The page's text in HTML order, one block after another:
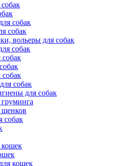
собак
собак
вольеры для собак
собак
собак
для собак
собак
кошек
кошек